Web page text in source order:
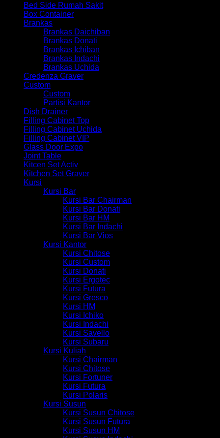
Bed Side Rumah Sakit
Box Container
Brankas
Brankas Daichiban
Brankas Donati
Brankas Ichiban
Brankas Indachi
Brankas Uchida
Credenza Graver
Custom
Custom
Partisi Kantor
Dish Drainer
Filling Cabinet Top
Filling Cabinet Uchida
Filling Cabinet VIP
Glass Door Expo
Joint Table
Kitcen Set Activ
Kitchen Set Graver
Kursi
Kursi Bar
Kursi Bar Chairman
Kursi Bar Donati
Kursi Bar HM
Kursi Bar Indachi
Kursi Bar Vios
Kursi Kantor
Kursi Chitose
Kursi Custom
Kursi Donati
Kursi Ergotec
Kursi Futura
Kursi Gresco
Kursi HM
Kursi Ichiko
Kursi Indachi
Kursi Savello
Kursi Subaru
Kursi Kuliah
Kursi Chairman
Kursi Chitose
Kursi Fortuner
Kursi Futura
Kursi Polaris
Kursi Susun
Kursi Susun Chitose
Kursi Susun Futura
Kursi Susun HM